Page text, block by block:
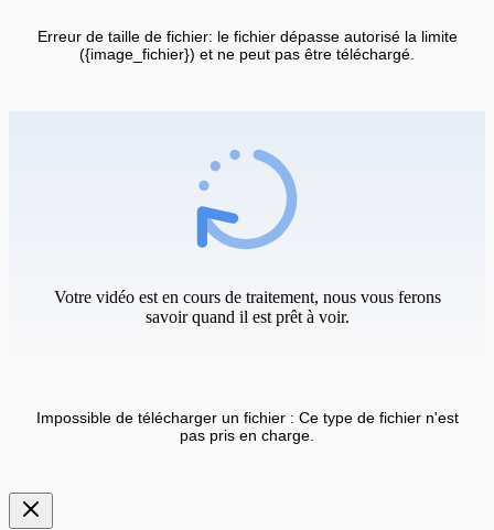
Erreur de taille de fichier: le fichier dépasse autorisé la limite
({image_fichier}) et ne peut pas être téléchargé.
Votre vidéo est en cours de traitement, nous vous ferons
savoir quand il est prêt à voir.
Impossible de télécharger un fichier : Ce type de fichier n'est
pas pris en charge.